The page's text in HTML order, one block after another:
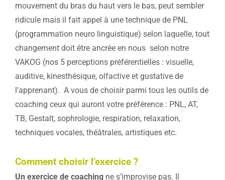
mouvement du bras du haut vers le bas, peut sembler
ridicule mais il fait appel à une technique de PNL
(programmation neuro linguistique) selon laquelle, tout
changement doit être ancrée en nous selon notre
VAKOG (nos 5 perceptions préférentielles : visuelle,
auditive, kinesthésique, olfactive et gustative de
l’apprenant). A vous de choisir parmi tous les outils de
coaching ceux qui auront votre préférence : PNL, AT,
TB, Gestalt, sophrologie, respiration, relaxation,
techniques vocales, théâtrales, artistiques etc.
Comment choisir l’exercice ?
Un exercice de coaching ne s’improvise pas. Il